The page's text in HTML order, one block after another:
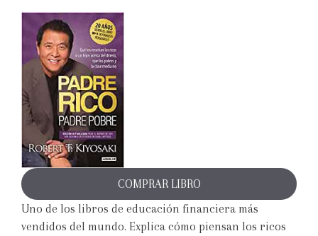
COMPRAR LIBRO
Uno de los libros de educación financiera más
vendidos del mundo. Explica cómo piensan los ricos